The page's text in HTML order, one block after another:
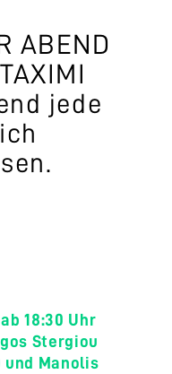
ABEND
jede
18:30 Uhr
Stergiou
und Manolis